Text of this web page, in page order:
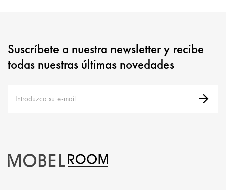
Suscríbete a nuestra newsletter y recibe
todas nuestras últimas novedades